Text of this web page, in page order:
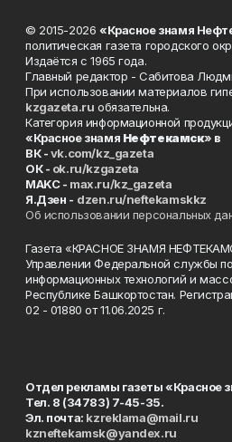
© 2015-2026 «Красное знамя
политическая газета городского
Издаётся с 1965 года.
Главный редактор - Сабитова
При использовании материалов
kzgazeta.ru обязательна.
Категория информационной
«Красное знамя Нефтекамск» в
ВК -vk.com/kz_gazeta
ОК - ok.ru/kzgazeta
MAKC - max.ru/kz_gazeta
Я.Дзен - dzen.ru/neftekamskkz
Об использовании персональных
Газета «КРАСНОЕ ЗНАМЯ
Управлении Федеральной службы
информационных технологий и
Республике Башкортостан.
02 - 01880 от 11.06.2025 г.
Отдел рекламы газеты «Красное
Тел. 8 (34783) 7-45-35.
Эл. почта: kzreklama@mail.ru
kzneftekamsk@yandex.ru